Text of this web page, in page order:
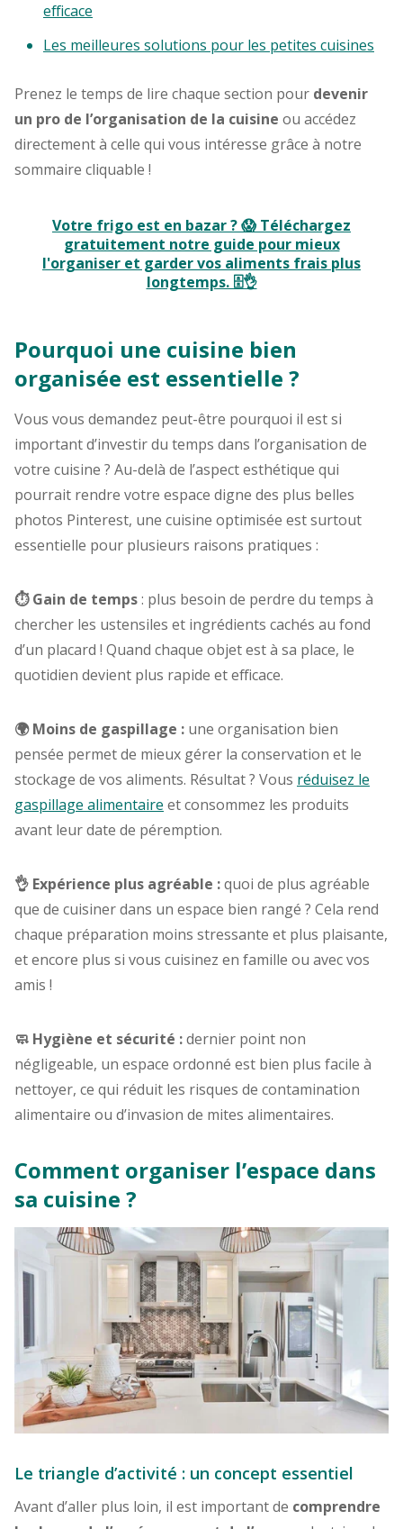
efficace
Les meilleures solutions pour les petites cuisines
Prenez le temps de lire chaque section pour devenir
un pro de l’organisation de la cuisine ou accédez
directement à celle qui vous intéresse grâce à notre
sommaire cliquable !
Votre frigo est en bazar ? 😱 Téléchargez
gratuitement notre guide pour mieux
l'organiser et garder vos aliments frais plus
longtemps. 🗄️👌
Pourquoi une cuisine bien
organisée est essentielle ?
Vous vous demandez peut-être pourquoi il est si
important d’investir du temps dans l’organisation de
votre cuisine ? Au-delà de l’aspect esthétique qui
pourrait rendre votre espace digne des plus belles
photos Pinterest, une cuisine optimisée est surtout
essentielle pour plusieurs raisons pratiques :
⏱️ Gain de temps: plus besoin de perdre du temps à
chercher les ustensiles et ingrédients cachés au fond
d’un placard ! Quand chaque objet est à sa place, le
quotidien devient plus rapide et efficace.
🌍 Moins de gaspillage : une organisation bien
pensée permet de mieux gérer la conservation et le
stockage de vos aliments. Résultat ? Vous réduisez le
gaspillage alimentaire et consommez les produits
avant leur date de péremption.
👌 Expérience plus agréable :quoi de plus agréable
que de cuisiner dans un espace bien rangé ? Cela rend
chaque préparation moins stressante et plus plaisante,
et encore plus si vous cuisinez en famille ou avec vos
amis !
🧼 Hygiène et sécurité :dernier point non
négligeable, un espace ordonné est bien plus facile à
nettoyer, ce qui réduit les risques de contamination
alimentaire ou d’invasion de mites alimentaires.
Comment organiser l’espace dans
sa cuisine ?
Le triangle d’activité : un concept essentiel
Avant d’aller plus loin, il est important de comprendre